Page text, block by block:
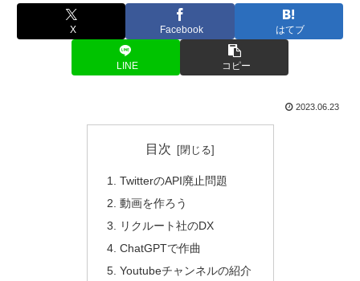
X Facebook はてブ
LINE コピー
2023.06.23
目次
TwitterのAPI廃止問題
動画を作ろう
リクルート社のDX
ChatGPTで作曲
Youtubeチャンネルの紹介